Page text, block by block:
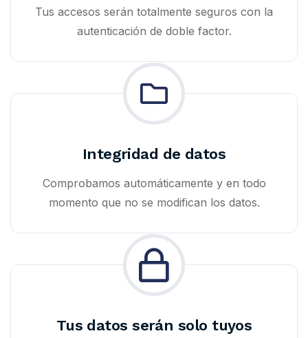
Tus accesos serán totalmente seguros con la
autenticación de doble factor.
Integridad de datos
Comprobamos automáticamente y en todo
momento que no se modifican los datos.
Tus datos serán solo tuyos